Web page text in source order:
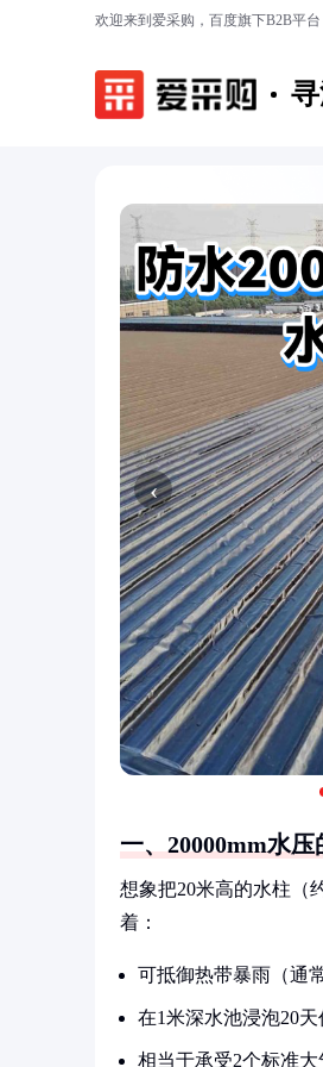
欢迎来到爱采购，百度旗下B2B平台
‹
一、20000mm水
想象把20米高的水柱（
着：
可抵御热带暴雨（通
在1米深水池浸泡20
相当于承受2个标准